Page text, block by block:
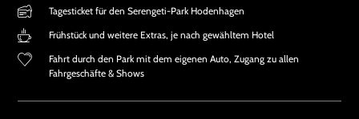
Tagesticket für den Serengeti-Park Hodenhagen
Frühstück und weitere Extras, je nach gewähltem Hotel
Fahrt durch den Park mit dem eigenen Auto, Zugang zu allen
Fahrgeschäfte & Shows